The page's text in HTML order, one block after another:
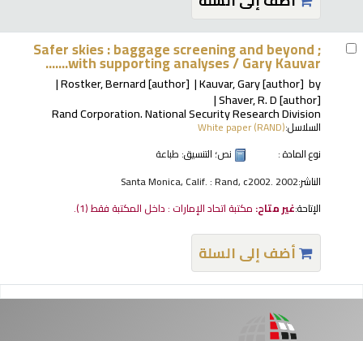
Safer skies : baggage screening and beyond ;
with supporting analyses /Gary Kauvar.......
by
Kauvar, Gary[author]
Rostker, Bernard[author]
Shaver, R. D[author]
Rand Corporation. National Security Research Division
السلاسل:White paper (RAND)
نوع المادة :
نص؛ التنسيق: طباعة
الناشر:Santa Monica, Calif. : Rand, c2002. 2002
الإتاحة:غير متاح: مكتبة اتحاد الإمارات : داخل المكتبة فقط(1).
أضف إلى السلة